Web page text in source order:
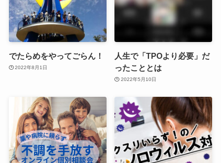
でたらめをやってごらん！
2022年8月1日
人生で「TPOより必要」だ
ったこととは
2022年5月10日